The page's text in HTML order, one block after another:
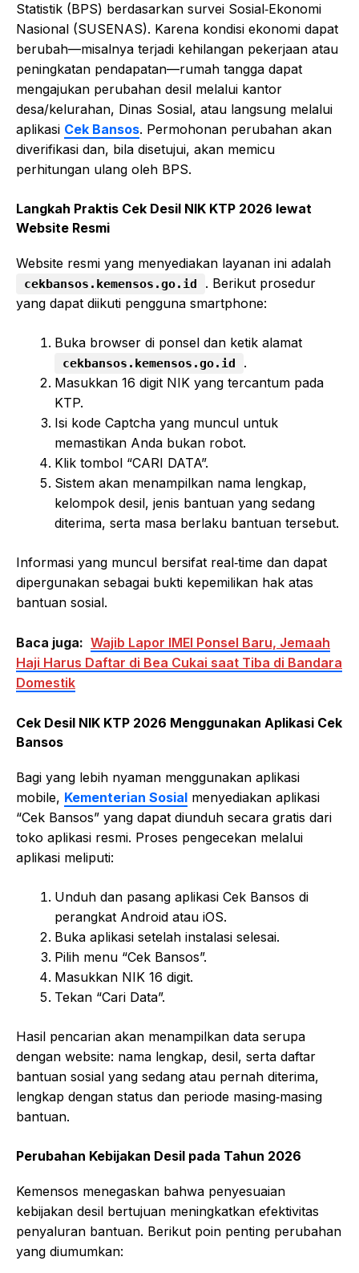
Statistik (BPS) berdasarkan survei Sosial‑Ekonomi
Nasional (SUSENAS). Karena kondisi ekonomi dapat
berubah—misalnya terjadi kehilangan pekerjaan atau
peningkatan pendapatan—rumah tangga dapat
mengajukan perubahan desil melalui kantor
desa/kelurahan, Dinas Sosial, atau langsung melalui
aplikasi Cek Bansos. Permohonan perubahan akan
diverifikasi dan, bila disetujui, akan memicu
perhitungan ulang oleh BPS.
Langkah Praktis Cek Desil NIK KTP 2026 lewat
Website Resmi
Website resmi yang menyediakan layanan ini adalah
cekbansos.kemensos.go.id
. Berikut prosedur
yang dapat diikuti pengguna smartphone:
Buka browser di ponsel dan ketik alamat
cekbansos.kemensos.go.id
.
Masukkan 16 digit NIK yang tercantum pada
KTP.
Isi kode Captcha yang muncul untuk
memastikan Anda bukan robot.
Klik tombol “CARI DATA”.
Sistem akan menampilkan nama lengkap,
kelompok desil, jenis bantuan yang sedang
diterima, serta masa berlaku bantuan tersebut.
Informasi yang muncul bersifat real‑time dan dapat
dipergunakan sebagai bukti kepemilikan hak atas
bantuan sosial.
Baca juga: Wajib Lapor IMEI Ponsel Baru, Jemaah
Haji Harus Daftar di Bea Cukai saat Tiba di Bandara
Domestik
Cek Desil NIK KTP 2026 Menggunakan Aplikasi Cek
Bansos
Bagi yang lebih nyaman menggunakan aplikasi
mobile, Kementerian Sosial menyediakan aplikasi
“Cek Bansos” yang dapat diunduh secara gratis dari
toko aplikasi resmi. Proses pengecekan melalui
aplikasi meliputi:
Unduh dan pasang aplikasi Cek Bansos di
perangkat Android atau iOS.
Buka aplikasi setelah instalasi selesai.
Pilih menu “Cek Bansos”.
Masukkan NIK 16 digit.
Tekan “Cari Data”.
Hasil pencarian akan menampilkan data serupa
dengan website: nama lengkap, desil, serta daftar
bantuan sosial yang sedang atau pernah diterima,
lengkap dengan status dan periode masing‑masing
bantuan.
Perubahan Kebijakan Desil pada Tahun 2026
Kemensos menegaskan bahwa penyesuaian
kebijakan desil bertujuan meningkatkan efektivitas
penyaluran bantuan. Berikut poin penting perubahan
yang diumumkan: